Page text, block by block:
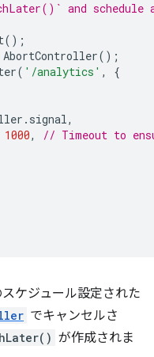
and schedule
();
AbortController();
( '/analytics' ,
{
. signal,
1000,
// Timeout to
ケジュール設定された
でキャンセルさ
が作成されま